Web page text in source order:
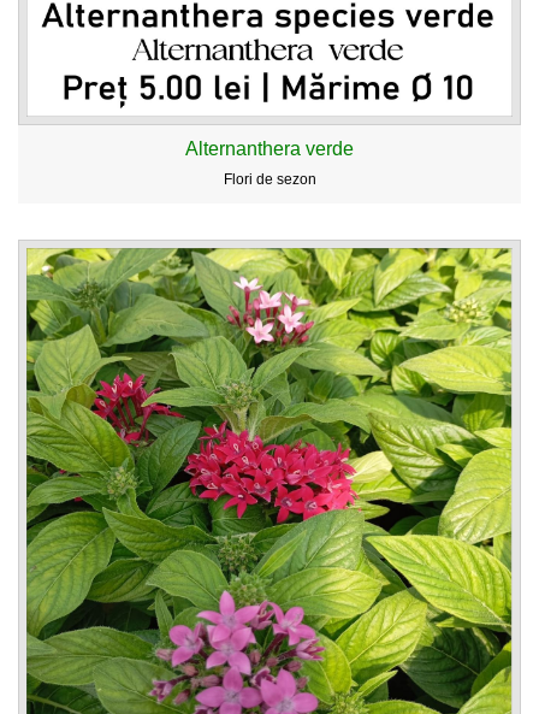
Alternanthera verde
Flori de sezon